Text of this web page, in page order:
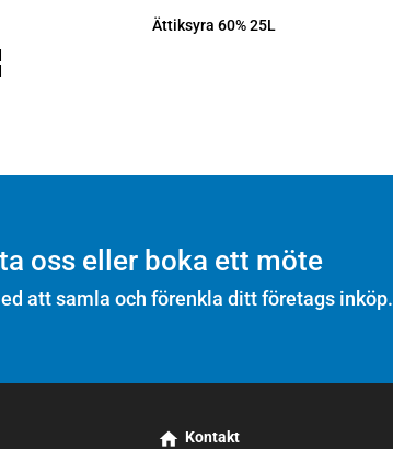
Ättiksyra 60% 25L
oss eller boka ett möte
att samla och förenkla ditt företags inköp.
Kontakt